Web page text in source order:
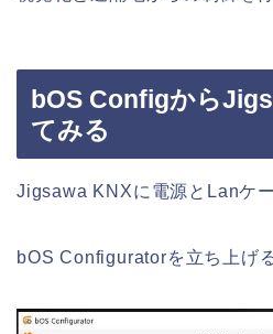
bOS Configから
てみる
Jigsawa KNXに電源とLanケ
bOS Configuratorを立ち上げる